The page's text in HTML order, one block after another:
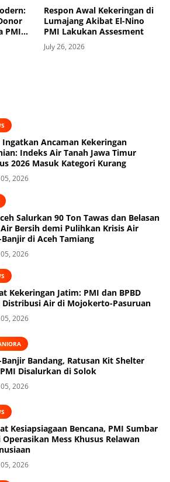
PMI
Respon Awal Kekeringan di
Lumajang Akibat El-Nino
PMI Lakukan Assesment
July 26, 2026
Ingatkan Ancaman Kekeringan
Indeks Air Tanah Jawa Timur
2026 Masuk Kategori Kurang
2026
Salurkan 90 Ton Tawas dan Belasan
Bersih demi Pulihkan Krisis Air
Banjir di Aceh Tamiang
2026
Kekeringan Jatim: PMI dan BPBD
Distribusi Air di Mojokerto-Pasuruan
2026
Banjir Bandang, Ratusan Kit Shelter
PMI Disalurkan di Solok
2026
Kesiapsiagaan Bencana, PMI Sumbar
Operasikan Mess Khusus Relawan
2026